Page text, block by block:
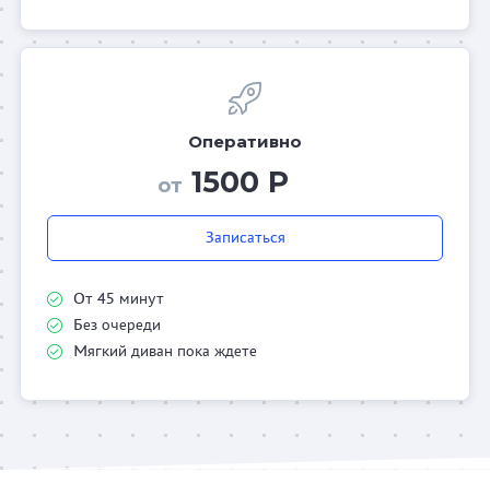
Оперативно
от 1500 Р
Записаться
От 45 минут
Без очереди
Мягкий диван пока ждете